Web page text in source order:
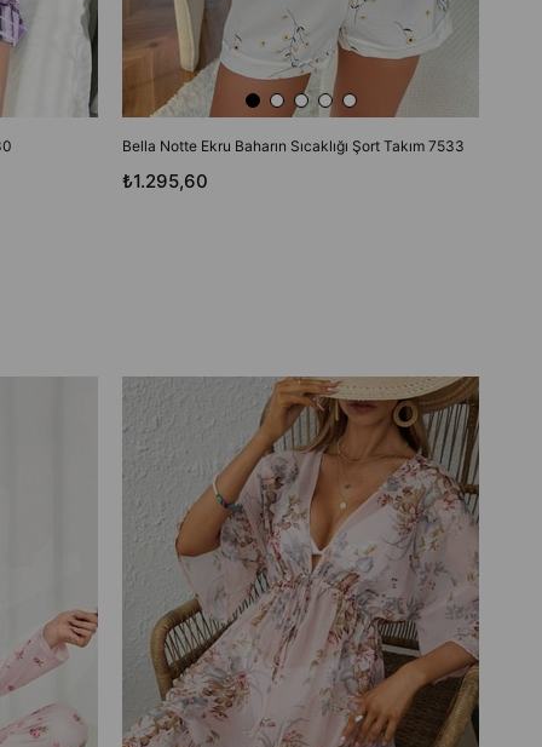
Bella Notte Ekru Baharın Sıcaklığı Şort Takım 7533
₺1.295,60